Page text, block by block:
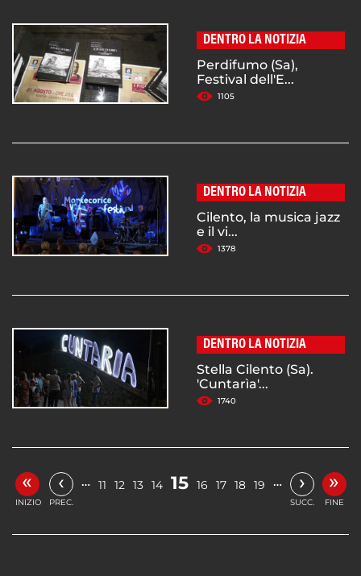
DENTRO LA NOTIZIA
Perdifumo (Sa),
Festival dell'E...
1105
DENTRO LA NOTIZIA
Cilento, la musica jazz
e il vi...
1378
DENTRO LA NOTIZIA
Stella Cilento (Sa).
'Cuntarìa'...
1740
«
INIZIO
‹
PREC.
… 11 12 13 14 15 16 17 18 19 … ›
SUCC.
»
FINE